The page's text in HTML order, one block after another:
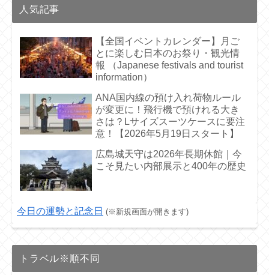
人気記事
【全国イベントカレンダー】月ご
とに楽しむ日本のお祭り・観光情
報 （Japanese festivals and tourist
information）
ANA国内線の預け入れ荷物ルール
が変更に！飛行機で預けれる大き
さは？Lサイズスーツケースに要注
意！【2026年5月19日スタート】
広島城天守は2026年長期休館｜今
こそ見たい内部展示と400年の歴史
今日の運勢と記念日 (※新規画面が開きます)
トラベル※順不同